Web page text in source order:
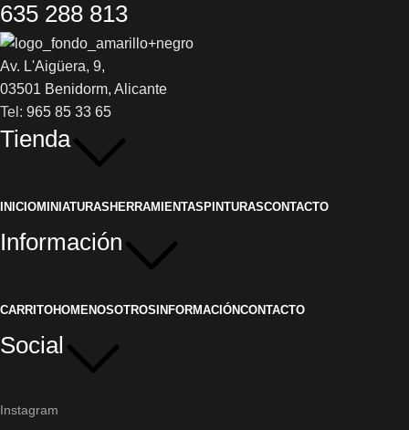
635 288 813
Av. L'Aigüera, 9,
03501 Benidorm, Alicante
Tel: 965 85 33 65
Tienda
INICIOMINIATURASHERRAMIENTASPINTURASCONTACTO
Información
CARRITOHOMENOSOTROSINFORMACIÓNCONTACTO
Social
Instagram